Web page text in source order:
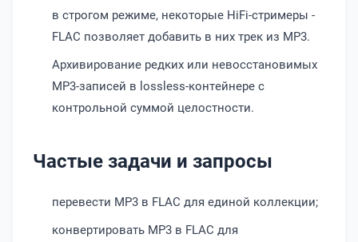
в строгом режиме, некоторые HiFi-стримеры -
FLAC позволяет добавить в них трек из MP3.
Архивирование редких или невосстановимых
MP3-записей в lossless-контейнере с
контрольной суммой целостности.
Частые задачи и запросы
перевести MP3 в FLAC для единой коллекции;
конвертировать MP3 в FLAC для